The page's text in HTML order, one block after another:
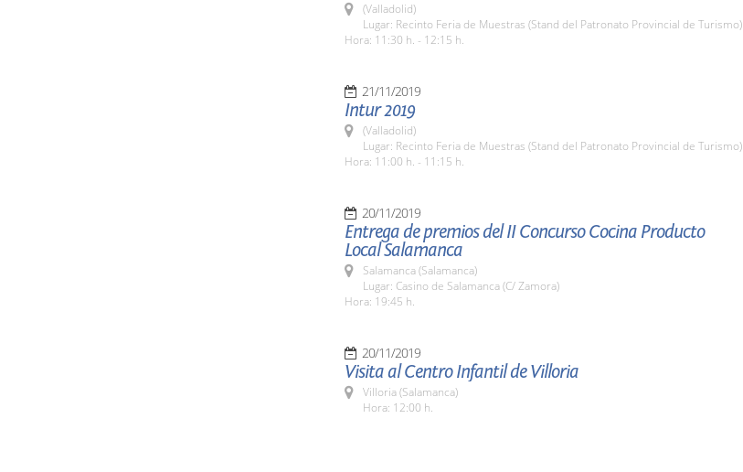
(Valladolid)
Lugar: Recinto Feria de Muestras (Stand del Patronato Provincial de Turismo)
Hora: 11:30 h. - 12:15 h.
21/11/2019
Intur 2019
(Valladolid)
Lugar: Recinto Feria de Muestras (Stand del Patronato Provincial de Turismo)
Hora: 11:00 h. - 11:15 h.
20/11/2019
Entrega de premios del II Concurso Cocina Producto
Local Salamanca
Salamanca (Salamanca)
Lugar: Casino de Salamanca (C/ Zamora)
Hora: 19:45 h.
20/11/2019
Visita al Centro Infantil de Villoria
Villoria (Salamanca)
Hora: 12:00 h.